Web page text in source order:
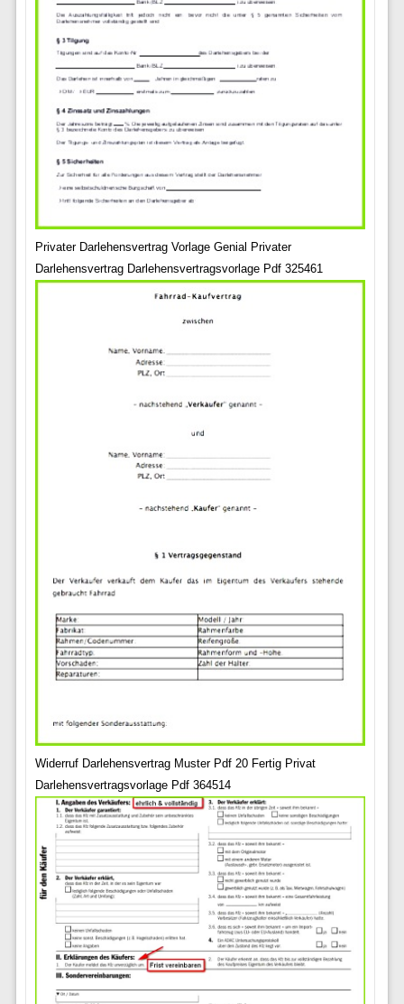
Privater Darlehensvertrag Vorlage Genial Privater
Darlehensvertrag Darlehensvertragsvorlage Pdf 325461
Widerruf Darlehensvertrag Muster Pdf 20 Fertig Privat
Darlehensvertragsvorlage Pdf 364514